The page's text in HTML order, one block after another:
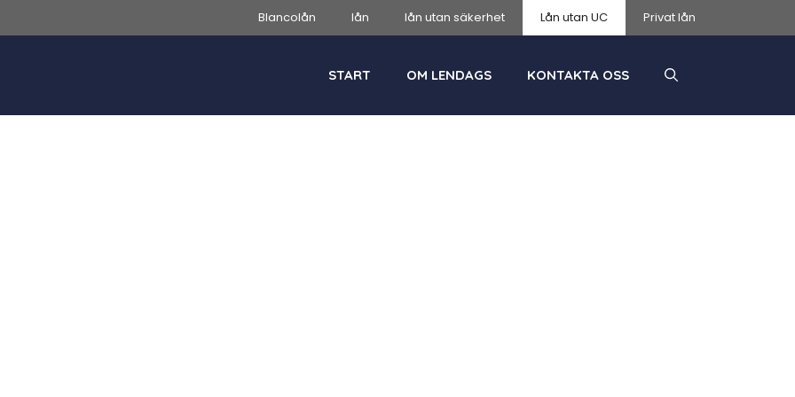
Blancolån lån lån utan säkerhet Lån utan UC Privat lån
START OM LENDAGS KONTAKTA OSS